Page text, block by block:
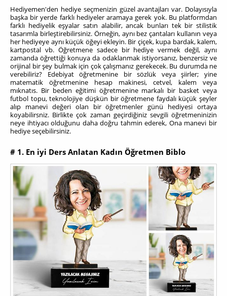
Hediyemen'den hediye seçmenizin güzel avantajları var. Dolayısıyla
başka bir yerde farklı hediyeler aramaya gerek yok. Bu platformdan
farklı hediyelik eşyalar satın alabilir, ancak bunları tek bir stilistik
tasarımla birleştirebilirsiniz. Örneğin, aynı bez çantaları kullanın veya
her hediyeye aynı küçük öğeyi ekleyin. Bir çiçek, kupa bardak, kalem,
kartpostal vb. Öğretmene sadece bir hediye vermek değil, aynı
zamanda öğrettiği konuya da odaklanmak istiyorsanız, benzersiz ve
orijinal bir şey bulmak için çok çalışmanız gerekecek. Bu durumda ne
verebiliriz? Edebiyat öğretmenine bir sözlük veya şiirler; yine
matematik öğretmenine hesap makinesi, cetvel, kalem veya
mıknatıs. Bir beden eğitimi öğretmenine markalı bir basket veya
futbol topu, teknolojiye düşkün bir öğretmene faydalı küçük şeyler
alıp manevi değeri olan bir öğretmenler günü hediyesi ortaya
koyabilirsniz. Birlikte çok zaman geçirdiğiniz sevgili öğretmeninizin
neye ihtiyacı olduğunu daha doğru tahmin ederek, Ona manevi bir
hediye seçebilirsiniz.
# 1. En iyi Ders Anlatan Kadın Öğretmen Biblo